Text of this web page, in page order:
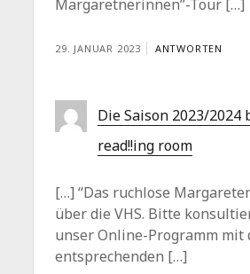
Margaretnerinnen”-Tour […]
29. JANUAR 2023 ANTWORTEN
Die Saison 2023/2024
read!!ing room
[…] “Das ruchlose
über die VHS. Bitte
unser Online-Programm mit
entsprechenden […]